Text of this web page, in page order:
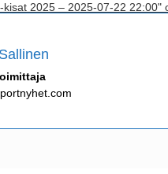
2025 – 2025-07-22 22:00"